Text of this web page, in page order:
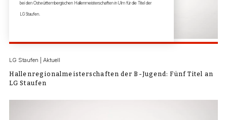
bei den Ostwürttembergischen Hallenmeisterschaften in Ulm für die Titel der
LG Staufen.
LG Staufen | Aktuell
Hallenregionalmeisterschaften der B-Jugend: Fünf Titel an
LG Staufen